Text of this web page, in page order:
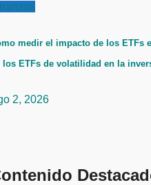
medir el impacto de los ETFs
los ETFs de volatilidad en la
2, 2026